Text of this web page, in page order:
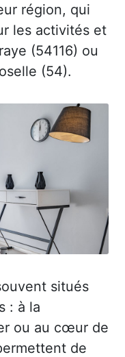
région, qui
les activités et
(54116) ou
(54).
situés
: à la
ou au cœur de
de